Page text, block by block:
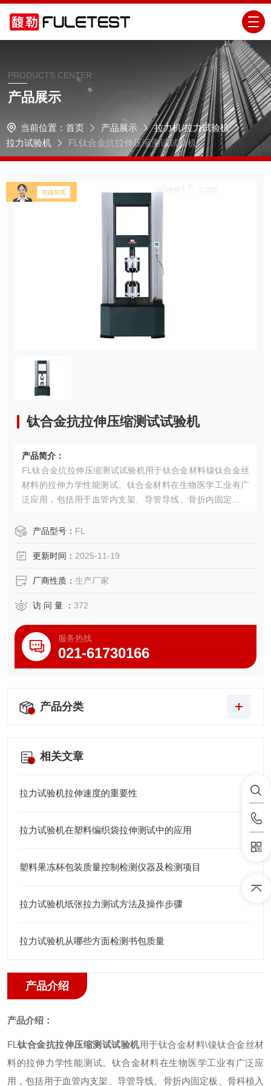
PRODUCTS CENTER
产品展示
当前位置： 首页 产品展示
拉力机/拉力试验机
拉力试验机
FL钛合金抗拉伸压缩测试试验机
钛合金抗拉伸压缩测试试验机
产品简介：
FL钛合金抗拉伸压缩测试试验机用于钛合金材料镍钛合金丝
材料的拉伸力学性能测试。钛合金材料在生物医学工业有广
泛应用，包括用于血管内支架、导管导线、骨折内固定板、
产品型号： FL
更新时间： 2025-11-19
厂商性质： 生产厂家
访 问 量 ： 372
服务热线
021-61730166
产品分类
相关文章
拉力试验机拉伸速度的重要性
拉力试验机在塑料编织袋拉伸测试中的应用
塑料果冻杯包装质量控制检测仪器及检测项目
拉力试验机纸张拉力测试方法及操作步骤
拉力试验机从哪些方面检测书包质量
产品介绍
产品介绍：
FL 钛合金抗拉伸压缩测试试验机用于钛合金材料\镍钛合金丝材
料的拉伸力学性能测试。钛合金材料在生物医学工业有广泛应
用，包括用于血管内支架、导管导线、骨折内固定板、骨科植入